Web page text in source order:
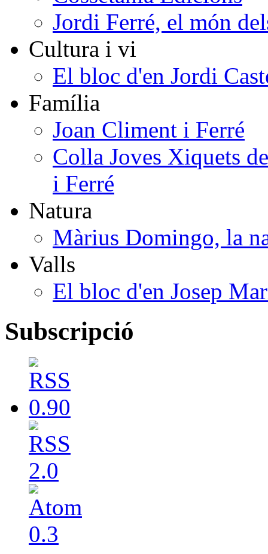
Jordi Ferré, el món
Cultura i vi
El bloc d'en Jordi
Família
Joan Climent i Ferré
Colla Joves Xiquets
i Ferré
Natura
Màrius Domingo, la
Valls
El bloc d'en Josep
Subscripció